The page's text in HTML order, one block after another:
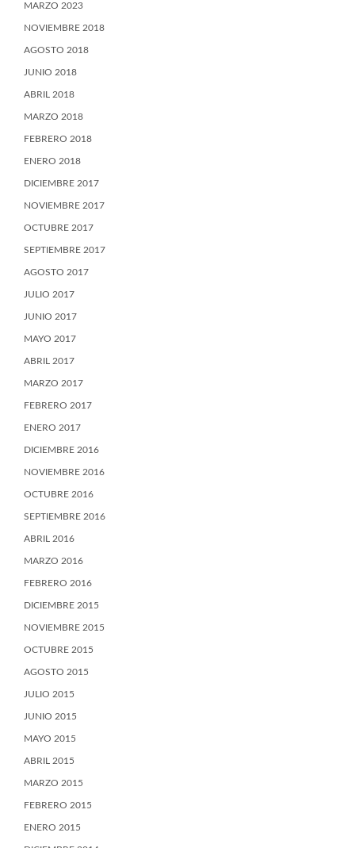
MARZO 2023
NOVIEMBRE 2018
AGOSTO 2018
JUNIO 2018
ABRIL 2018
MARZO 2018
FEBRERO 2018
ENERO 2018
DICIEMBRE 2017
NOVIEMBRE 2017
OCTUBRE 2017
SEPTIEMBRE 2017
AGOSTO 2017
JULIO 2017
JUNIO 2017
MAYO 2017
ABRIL 2017
MARZO 2017
FEBRERO 2017
ENERO 2017
DICIEMBRE 2016
NOVIEMBRE 2016
OCTUBRE 2016
SEPTIEMBRE 2016
ABRIL 2016
MARZO 2016
FEBRERO 2016
DICIEMBRE 2015
NOVIEMBRE 2015
OCTUBRE 2015
AGOSTO 2015
JULIO 2015
JUNIO 2015
MAYO 2015
ABRIL 2015
MARZO 2015
FEBRERO 2015
ENERO 2015